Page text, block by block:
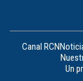
Canal RCN
Un